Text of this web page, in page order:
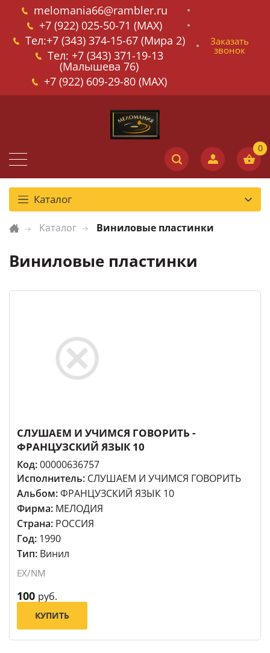
melomania66@rambler.ru
+7 (922) 025-50-71 (MAX)
Тел:+7 (343) 374-15-67 (Мира 2)
Тел: +7 (343) 371-19-13
(Малышева 76)
+7 (922) 609-29-80 (MAX)
Заказать
звонок
Каталог
Каталог Виниловые пластинки
Виниловые пластинки
СЛУШАЕМ И УЧИМСЯ ГОВОРИТЬ -
ФРАНЦУЗСКИЙ ЯЗЫК 10
Код:00000636757
Исполнитель: СЛУШАЕМ И УЧИМСЯ ГОВОРИТЬ
Альбом:ФРАНЦУЗСКИЙ ЯЗЫК 10
Фирма: МЕЛОДИЯ
Страна: РОССИЯ
Год: 1990
Тип: Винил
EX/NM
100 руб.
КУПИТЬ